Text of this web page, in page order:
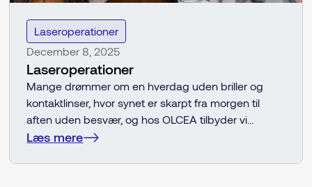
Laseroperationer
December 8, 2025
Laseroperationer
Mange drømmer om en hverdag uden briller og
kontaktlinser, hvor synet er skarpt fra morgen til
aften uden besvær, og hos OLCEA tilbyder vi
avancerede øjenlaser- og linsebehandlinger, der
Læs mere